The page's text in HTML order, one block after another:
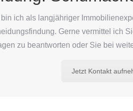
ich als langjähriger
Gerne vermittel ich
zu beantworten oder Sie bei
Jetzt Kontakt